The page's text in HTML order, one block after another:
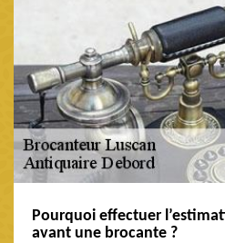
Pourquoi effectuer
avant une brocante ?